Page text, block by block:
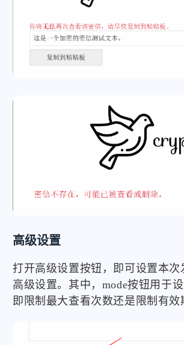
高级设置
打开高级设置按钮，即可设置本次
高级设置。其中，mode按钮用于设
即限制最大查看次数还是限制有效